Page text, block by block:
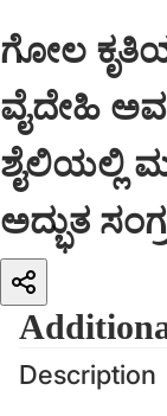
ಗೋಲ
ವೈದೇಹಿ
ಶೈಲಿಯಲ್ಲಿ
ಅದ್ಭುತ
ಸೊಬಗನ್ನು
ಭಾಷೆಯನ್ನು
ಧಾಟಿಯಲ್ಲಿ
Description